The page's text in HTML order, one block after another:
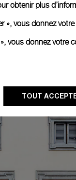
obtenir plus
», vous donnez
vous donnez votre
TOUT